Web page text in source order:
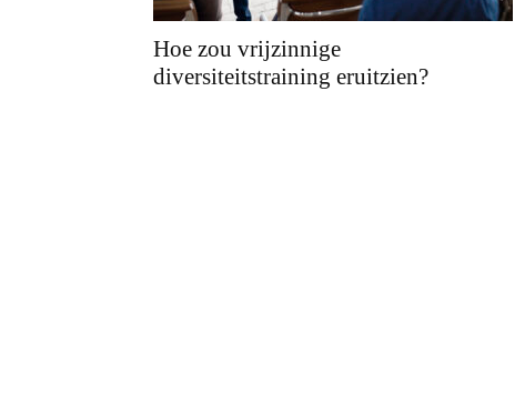
Hoe zou vrijzinnige
diversiteitstraining eruitzien?